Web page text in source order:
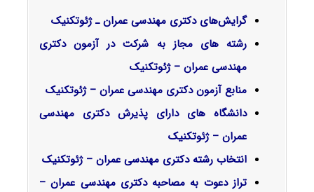
گرایش‌های دکتری ﻣﻬﻨﺪسی ﻋﻤﺮان ـ ژئوتکنیک
رشته های مجاز به شرکت در آزمون دکتری
مهندسی عمران – ژئوتکنیک
منابع آزمون دکتری مهندسی عمران – ژئوتکنیک
دانشگاه های دارای پذیرش دکتری مهندسی
عمران – ژئوتکنیک
انتخاب رشته دکتری مهندسی عمران – ژئوتکنیک
تراز دعوت به مصاحبه دکتری مهندسی عمران –